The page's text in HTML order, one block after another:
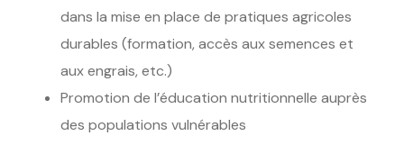
dans la mise en place de pratiques agricoles
durables (formation, accès aux semences et
aux engrais, etc.)
Promotion de l’éducation nutritionnelle auprès
des populations vulnérables